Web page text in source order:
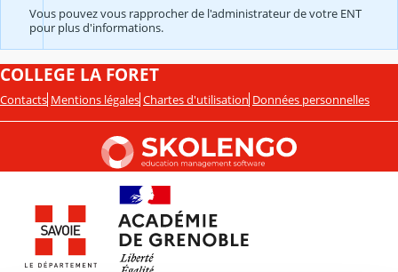
Vous pouvez vous rapprocher de l'administrateur de votre ENT
pour plus d'informations.
COLLEGE LA FORET
Contacts Mentions légales Chartes d'utilisation Données personnelles